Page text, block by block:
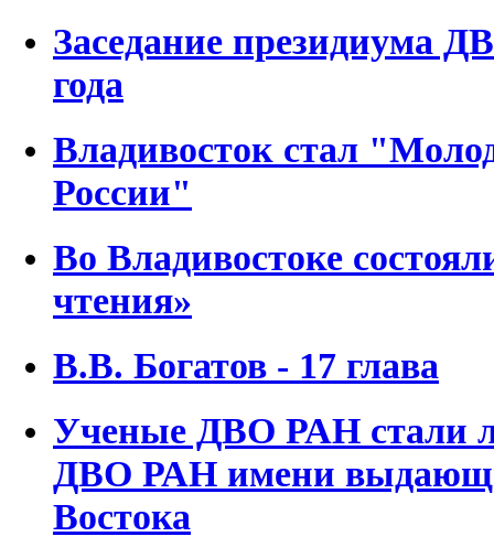
Заседание президиума
года
Владивосток стал
России"
Во Владивостоке
чтения»
В.В. Богатов - 17 глава
Ученые ДВО РАН стали
ДВО РАН имени
Востока